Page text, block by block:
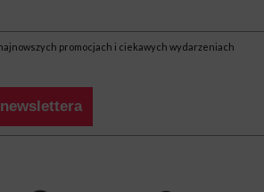
promocjach i ciekawych wydarzeniach